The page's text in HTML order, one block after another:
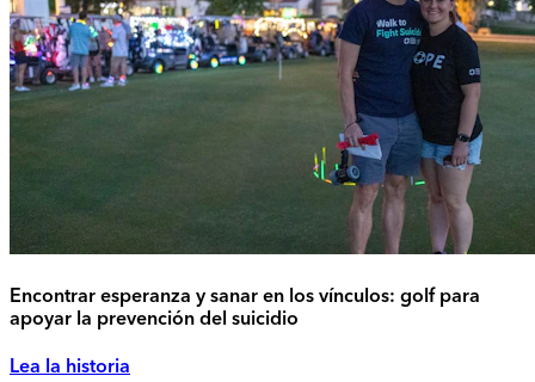
Encontrar esperanza y sanar en los vínculos: golf para
apoyar la prevención del suicidio
Lea la historia